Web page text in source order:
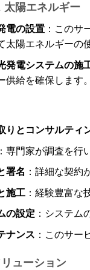
太陽エネルギー
電の設置 ：このサ
太陽エネルギーの
発電システムの施
供給を確保します。
りとコンサルティ
：専門家が調査を行
署名 ：詳細な契約
施工 ：経験豊富な
の設定 ：システム
ナンス ：このサー
ューション